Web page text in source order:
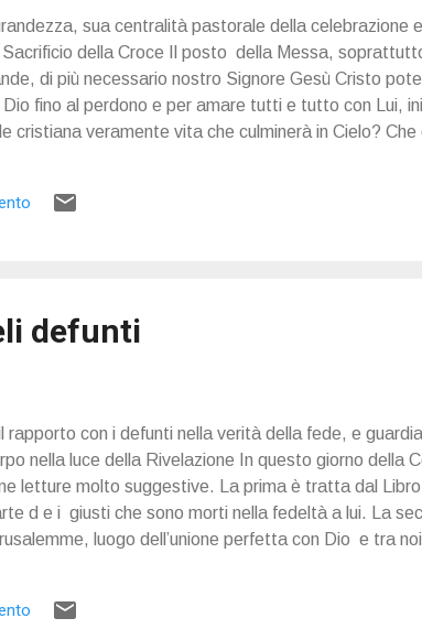
sua centralità pastorale della celebrazione
della Croce Il posto della Messa,
di più necessario nostro Signore Gesù Cristo
fino al perdono e per amare tutti e tutto con Lui,
cristiana veramente vita che culminerà in Cielo?
defunti
rapporto con i defunti nella verità della fede, e
nella luce della Rivelazione In questo giorno della
letture molto suggestive. La prima è tratta dal
d e i giusti che sono morti nella fedeltà a lui. La
luogo dell’unione perfetta con Dio e tra
a queste realtà ultime presenti in ogni scelta